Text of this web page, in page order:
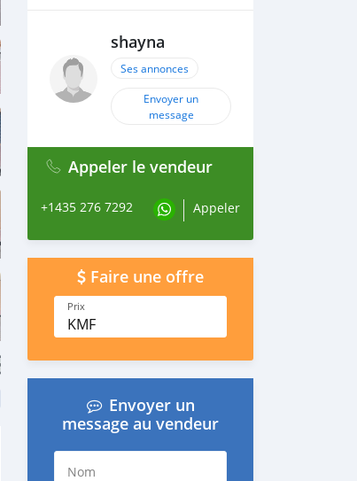
shayna
Ses annonces
Envoyer un
message
Appeler le vendeur
+1435 276 7292 Appeler
Faire une offre
Prix
KMF
Envoyer un
message au vendeur
Nom